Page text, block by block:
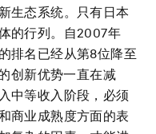
生态系统。只有日本
的行列。自2007年
排名已经从第8位降至
创新优势一直在减
中等收入阶段，必须
商业成熟度方面的表